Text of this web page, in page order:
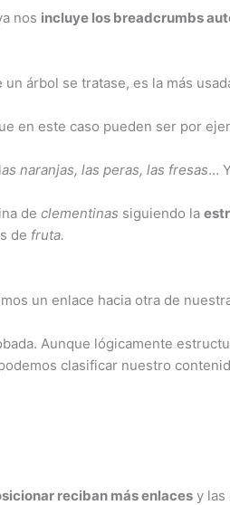
nos incluye los breadcrumbs
árbol se tratase, es la más
en este caso pueden ser por
as naranjas, las peras, las fresas…
de clementinas siguiendo la
de fruta.
un enlace hacia otra de
Aunque lógicamente
clasificar nuestro
reciban más enlaces y las